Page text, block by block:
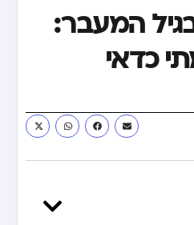
בגיל המעבר:
כדאי